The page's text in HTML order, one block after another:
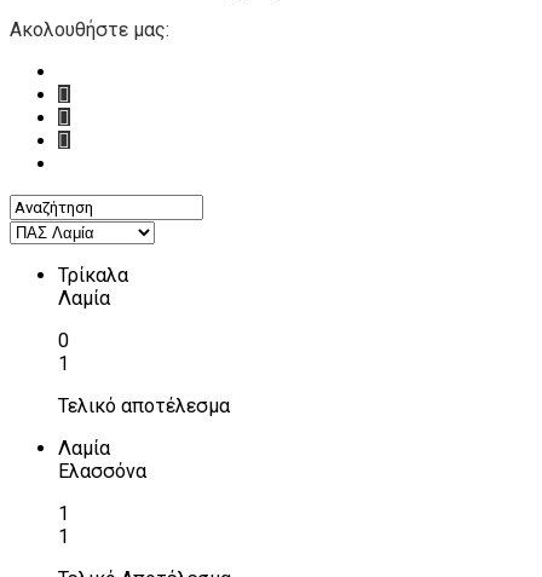
Ακολουθήστε μας:
Τρίκαλα
Λαμία
0
1
Τελικό αποτέλεσμα
Λαμία
Ελασσόνα
1
1